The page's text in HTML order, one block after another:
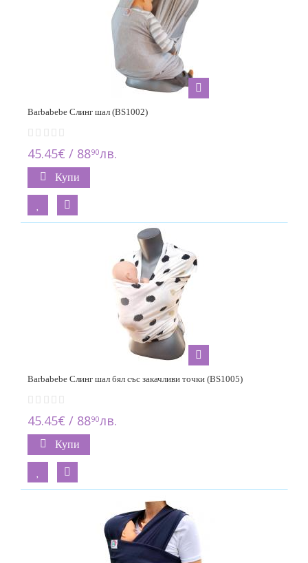
Barbabebe Слинг шал (BS1002)
45.45€ / 8890лв.
Купи
Barbabebe Слинг шал бял със закачливи точки (BS1005)
45.45€ / 8890лв.
Купи